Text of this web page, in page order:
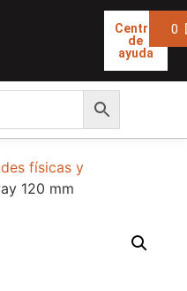
Centro
de
ayuda
0
físicas y
120 mm